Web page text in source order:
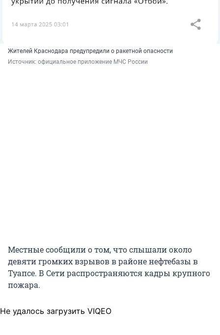
Жителей Краснодара предупредили о ракетной опасности
Источник: официальное приложение МЧС России
Местные сообщили о том, что слышали около
девяти громких взрывов в районе нефтебазы в
Туапсе. В Сети распространяются кадры крупного
пожара.
Не удалось загрузить VIQEO